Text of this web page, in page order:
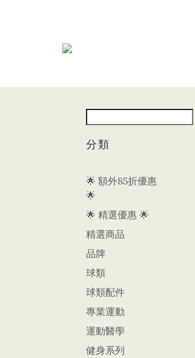
分類
🌟 額外85折優惠
🌟
🌟 精選優惠 🌟
精選商品
品牌
球類
球類配件
專業運動
運動醫學
健身系列